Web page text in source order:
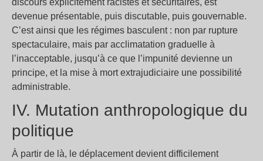
discours explicitement racistes et sécuritaires, est
devenue présentable, puis discutable, puis gouvernable.
C’est ainsi que les régimes basculent : non par rupture
spectaculaire, mais par acclimatation graduelle à
l’inacceptable, jusqu’à ce que l’impunité devienne un
principe, et la mise à mort extrajudiciaire une possibilité
administrable.
IV. Mutation anthropologique du
politique
À partir de là, le déplacement devient difficilement